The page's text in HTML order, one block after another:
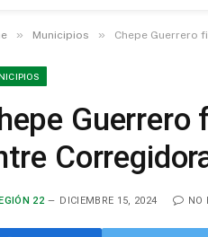
» Municipios » Chepe Guerrero
Guerrero
22 DICIEMBRE 15, 2024 NO